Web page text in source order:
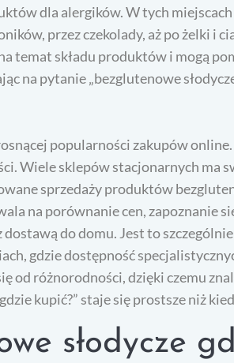
dla alergików. W tych
przez czekolady, aż po żelki i
temat składu produktów i mogą
na pytanie „bezglutenowe
popularności zakupów
Wiele sklepów stacjonarnych ma
sprzedaży produktów
na porównanie cen, zapoznanie
do domu. Jest to
gdzie dostępność
od różnorodności, dzięki czemu
kupić?” staje się prostsze niż
słodycze